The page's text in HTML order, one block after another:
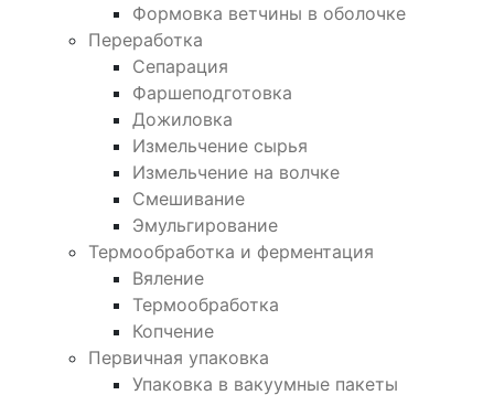
Формовка ветчины в оболочке
Переработка
Сепарация
Фаршеподготовка
Дожиловка
Измельчение сырья
Измельчение на волчке
Смешивание
Эмульгирование
Термообработка и ферментация
Вяление
Термообработка
Копчение
Первичная упаковка
Упаковка в вакуумные пакеты